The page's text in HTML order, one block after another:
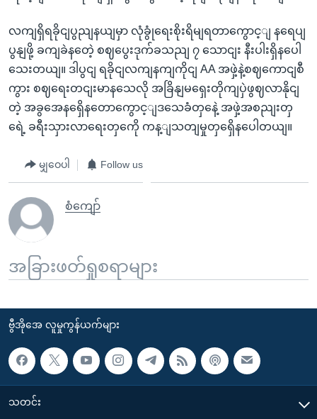
လကျရှိရခိုငျပွညျနယျမှာ လုံခွုံရေးစိုးရိမျရတာကွောင့ျ နရေပျ
ပွနျဖို့ ခကျခဲနတေဲ့ စဈပွေးဒုက်ခသညျ ၇ သောငျး နီးပါးရှိနပေါ
သေးတယျ။ ဒါပွငျ ရခိုငျလကျနကျကိုငျ AA အဖှဲ့နဲ့စဈကောငျစီ
ကွား စဈရေးတငျးမာနသေလို အခြိနျမရှေးတိုကျပှဲဖွဈလာနိုငျ
တဲ့ အခွအေနရှေိနတောကွောင့ျဒသေခံတှနေဲ့ အဖှဲ့အစညျးတှ
ရေဲ့ ခရီးသှားလာရေးတှကေို ကန့ျသတျမှုတှရှေိနပေါတယျ။
မျှဝေပါ Follow us
စံကျော်
အခြားဖတ်ရှုစရာများ
ဗွီအိုအေ လူမှုကွန်ယက်များ
သတင်း